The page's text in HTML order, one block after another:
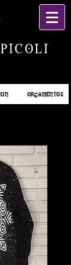
ORÇAMENTOS